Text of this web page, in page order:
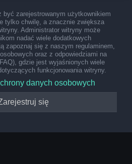
zarejestrowanym użytkownikiem
tylko chwilę, a znacznie zwiększa
Administrator witryny może
nadać wiele dodatkowych
zapoznaj się z naszym regulaminem,
oraz z odpowiedziami na
gdzie jest wyjaśnionych wiele
funkcjonowania witryny.
danych osobowych
się